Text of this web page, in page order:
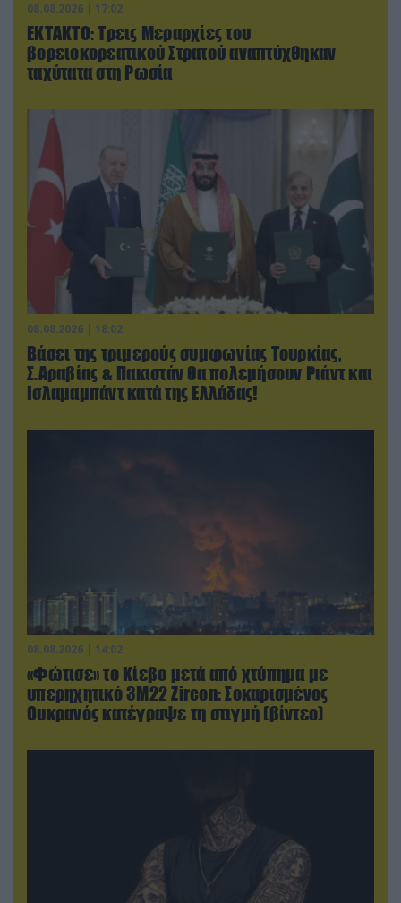
08.08.2026 | 17:02
ΕΚΤΑΚΤΟ: Τρεις Μεραρχίες του
βορειοκορεατικού Στρατού αναπτύχθηκαν
ταχύτατα στη Ρωσία
08.08.2026 | 18:02
Βάσει της τριμερούς συμφωνίας Τουρκίας,
Σ.Αραβίας & Πακιστάν θα πολεμήσουν Ριάντ και
Ισλαμαμπάντ κατά της Ελλάδας!
08.08.2026 | 14:02
«Φώτισε» το Κίεβο μετά από χτύπημα με
υπερηχητικό 3M22 Zircon: Σοκαρισμένος
Ουκρανός κατέγραψε τη στιγμή (βίντεο)